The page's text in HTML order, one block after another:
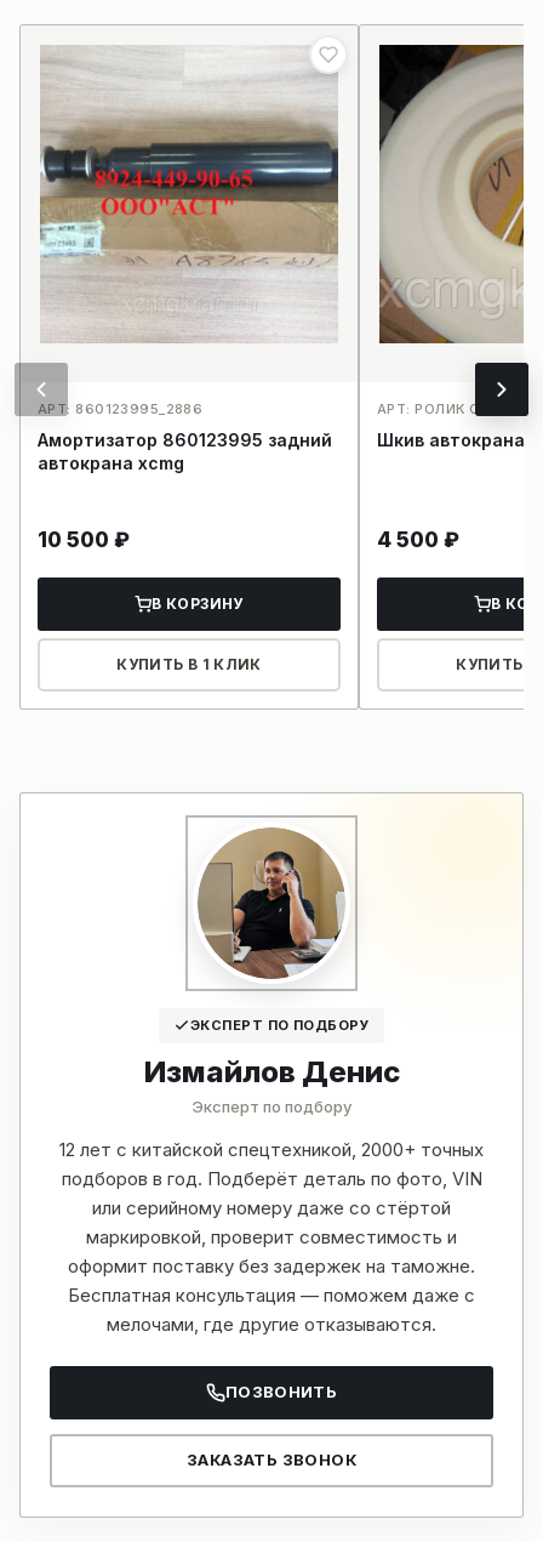
АРТ: 860123995_2886
Амортизатор 860123995 задний
автокрана xcmg
10 500 ₽
В КОРЗИНУ
КУПИТЬ В 1 КЛИК
АРТ: РОЛИК
Шкив автокрана
4 500 ₽
В
КУПИТЬ В
ЭКСПЕРТ ПО ПОДБОРУ
Измайлов Денис
Эксперт по подбору
12 лет с китайской спецтехникой, 2000+ точных
подборов в год. Подберёт деталь по фото, VIN
или серийному номеру даже со стёртой
маркировкой, проверит совместимость и
оформит поставку без задержек на таможне.
Бесплатная консультация — поможем даже с
мелочами, где другие отказываются.
ПОЗВОНИТЬ
ЗАКАЗАТЬ ЗВОНОК